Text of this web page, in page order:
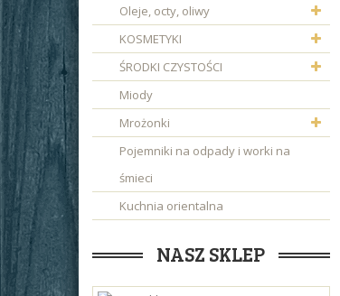
Oleje, octy, oliwy
KOSMETYKI
ŚRODKI CZYSTOŚCI
Miody
Mrożonki
Pojemniki na odpady i worki na
śmieci
Kuchnia orientalna
NASZ SKLEP